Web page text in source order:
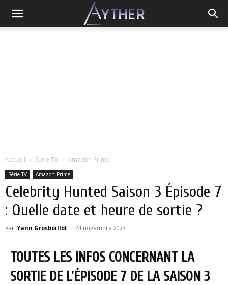
Accueil Série TV Amazon Prime
Série TV Amazon Prime
Celebrity Hunted Saison 3 Épisode 7
: Quelle date et heure de sortie ?
Par Yann Grosboillot - 24 novembre 2023
TOUTES LES INFOS CONCERNANT LA
SORTIE DE L’ÉPISODE 7 DE LA SAISON 3